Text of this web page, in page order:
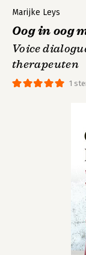
1
Marijke Leys
Oog in oog
Voice
therapeuten